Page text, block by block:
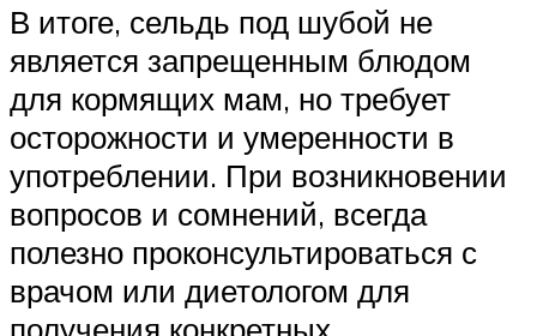
В итоге, сельдь под шубой не
является запрещенным блюдом
для кормящих мам, но требует
осторожности и умеренности в
употреблении. При возникновении
вопросов и сомнений, всегда
полезно проконсультироваться с
врачом или диетологом для